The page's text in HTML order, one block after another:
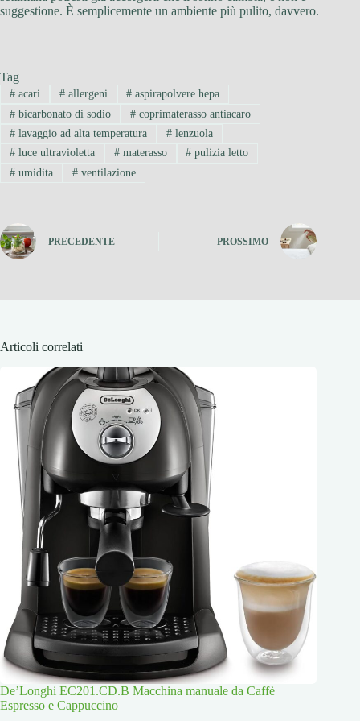
suggestione. È semplicemente un ambiente più pulito, davvero.
Tag
#acari #allergeni # aspirapolvere hepa
#bicarbonato di sodio #coprimaterasso antiacaro
#lavaggio ad alta temperatura #lenzuola
#luce ultravioletta #materasso # pulizia letto
#umidita #ventilazione
PRECEDENTE PROSSIMO
Articoli correlati
De’Longhi EC201.CD.B Macchina manuale da Caffè
Espresso e Cappuccino